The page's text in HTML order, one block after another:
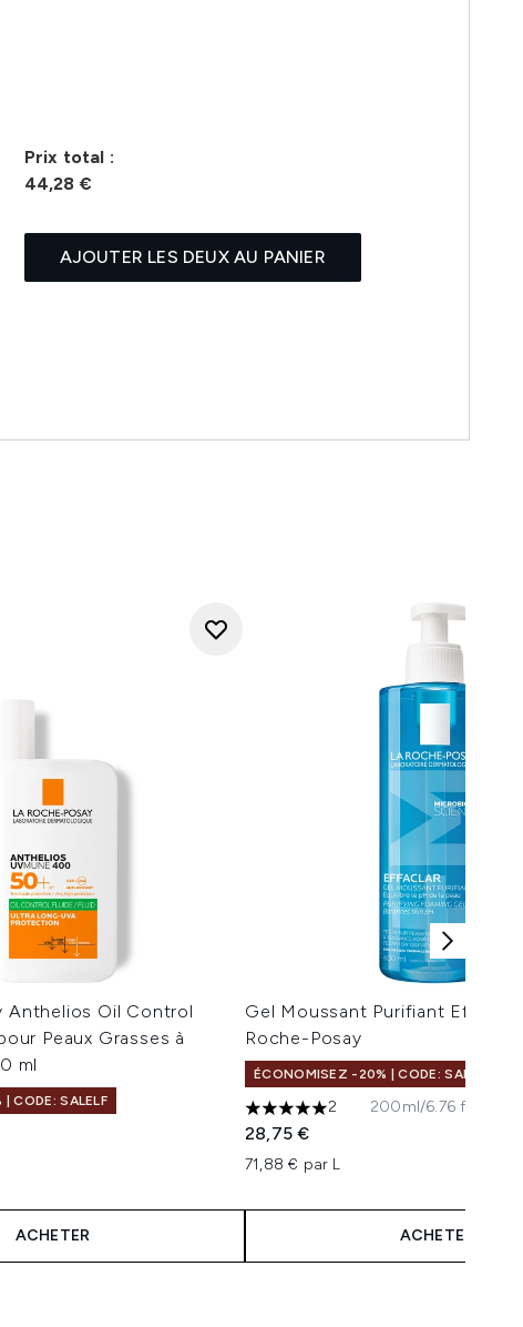
Prix ​​total :
44,28 €
AJOUTER LES DEUX AU PANIER
Anthelios Oil Control
Peaux Grasses à
ml
CODE: SALELF
:
ACHETER
Gel Moussant Purifiant
Roche-Posay
ÉCONOMISEZ -20% | CODE: SALELF
5 étoiles sur un maximum de 5
2
28,75 €
71,88 € par L
200ml/6.76 fl. oz
ACHETER